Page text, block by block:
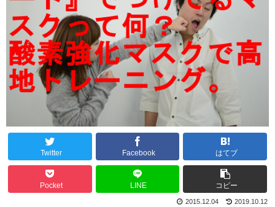
Twitter Facebook はてブ
Pocket LINE コピー
2019.10.12
2015.12.04